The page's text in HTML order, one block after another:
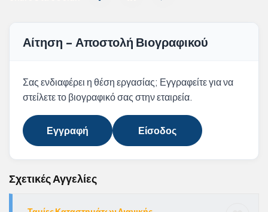
Αίτηση - Αποστολή Βιογραφικού
Σας ενδιαφέρει η θέση εργασίας; Εγγραφείτε για να
στείλετε το βιογραφικό σας στην εταιρεία.
Εγγραφή Είσοδος
Σχετικές Αγγελίες